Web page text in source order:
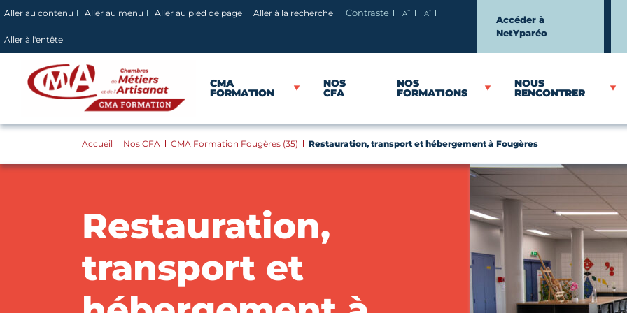
Panneau de gestion des cookies
Aller au contenu Aller au menu Aller au pied de page Aller à la recherche Contraste A+
Agrandir le texte
A-
Réduire le texte
Aller à l'entête
Accéder à
NetYparéo
CMA
FORMATION
NOS
CFA
NOS
FORMATIONS
NOUS
RENCONTRER
Accueil Nos CFA CMA Formation Fougères (35) Restauration, transport et hébergement à Fougères
Restauration,
transport et